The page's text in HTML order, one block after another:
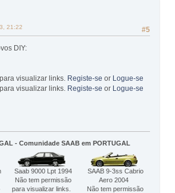
#5
21:22
DIY:
visualizar links. Registe-se or Logue-se
visualizar links. Registe-se or Logue-se
- Comunidade SAAB em PORTUGAL
Saab 9000 Lpt 1994
Não tem permissão
para visualizar links.
SAAB 9-3ss Cabrio
Aero 2004
Não tem permissão